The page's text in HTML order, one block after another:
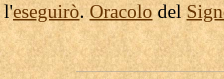
l'eseguirò.Oracolodel